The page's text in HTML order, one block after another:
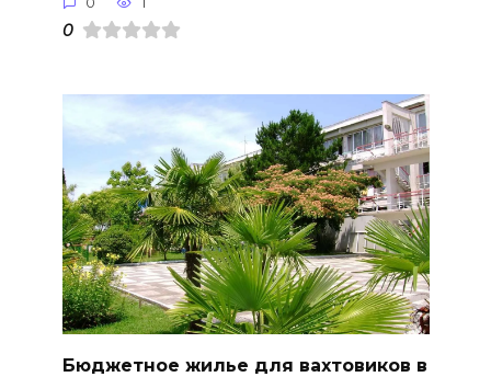
0
Бюджетное жилье для вахтовиков в